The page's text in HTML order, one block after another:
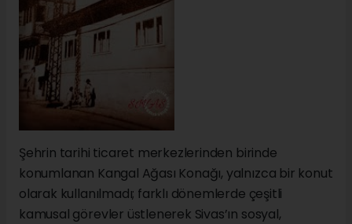
Şehrin tarihi ticaret merkezlerinden birinde
konumlanan Kangal Ağası Konağı, yalnızca bir konut
olarak kullanılmadı; farklı dönemlerde çeşitli
kamusal görevler üstlenerek Sivas’ın sosyal,